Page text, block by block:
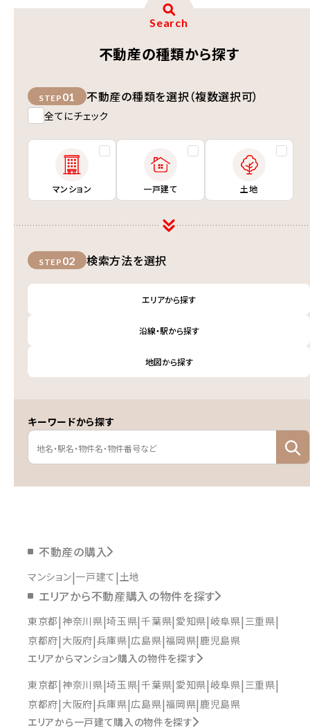
Search
不動産の種類から探す
STEP 01 不動産の種類を選択（複数選択可）
全てにチェック
マンション 一戸建て 土地
STEP 02 検索方法を選択
エリアから探す
沿線・駅から探す
地図から探す
キーワードから探す
不動産の購入
マンション 一戸建て 土地
エリアから不動産購入の物件を探す
東京都 神奈川県 埼玉県 千葉県 愛知県 岐阜県 三重県
京都府 大阪府 兵庫県 広島県 福岡県 鹿児島県
エリアからマンション購入の物件を探す
東京都 神奈川県 埼玉県 千葉県 愛知県 岐阜県 三重県
京都府 大阪府 兵庫県 広島県 福岡県 鹿児島県
エリアから一戸建て購入の物件を探す